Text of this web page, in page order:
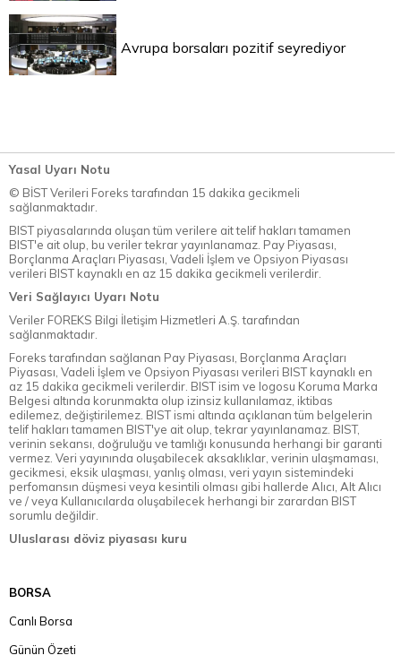
Avrupa borsaları pozitif seyrediyor
Yasal Uyarı Notu
© BİST Verileri Foreks tarafından 15 dakika gecikmeli
sağlanmaktadır.
BIST piyasalarında oluşan tüm verilere ait telif hakları tamamen
BIST'e ait olup, bu veriler tekrar yayınlanamaz. Pay Piyasası,
Borçlanma Araçları Piyasası, Vadeli İşlem ve Opsiyon Piyasası
verileri BIST kaynaklı en az 15 dakika gecikmeli verilerdir.
Veri Sağlayıcı Uyarı Notu
Veriler FOREKS Bilgi İletişim Hizmetleri A.Ş. tarafından
sağlanmaktadır.
Foreks tarafından sağlanan Pay Piyasası, Borçlanma Araçları
Piyasası, Vadeli İşlem ve Opsiyon Piyasası verileri BIST kaynaklı en
az 15 dakika gecikmeli verilerdir. BIST isim ve logosu Koruma Marka
Belgesi altında korunmakta olup izinsiz kullanılamaz, iktibas
edilemez, değiştirilemez. BIST ismi altında açıklanan tüm belgelerin
telif hakları tamamen BIST'ye ait olup, tekrar yayınlanamaz. BIST,
verinin sekansı, doğruluğu ve tamlığı konusunda herhangi bir garanti
vermez. Veri yayınında oluşabilecek aksaklıklar, verinin ulaşmaması,
gecikmesi, eksik ulaşması, yanlış olması, veri yayın sistemindeki
perfomansın düşmesi veya kesintili olması gibi hallerde Alıcı, Alt Alıcı
ve / veya Kullanıcılarda oluşabilecek herhangi bir zarardan BIST
sorumlu değildir.
Uluslarası döviz piyasası kuru
BORSA
Canlı Borsa
Günün Özeti